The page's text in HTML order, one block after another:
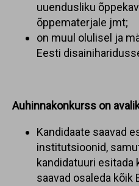
uuendusliku
õppematerjale jmt;
on muul olulisel ja
Eesti
Auhinnakonkurss on
Kandidaate saavad
institutsioonid,
kandidatuuri esitada
saavad osaleda kõik